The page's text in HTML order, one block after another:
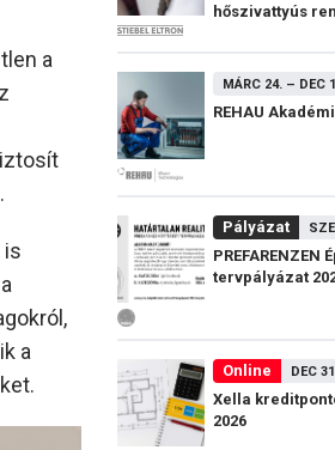
a
is
a
hőszivattyús
MÁRC 24. – DEC
REHAU
Pályázat
PREFARENZEN
tervpályázat
Online DEC
Xella
2026